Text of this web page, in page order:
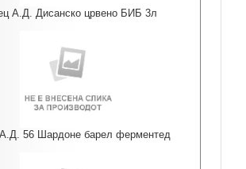
А.Д. Дисанско црвено БИБ 3л
56 Шардоне барел ферментед